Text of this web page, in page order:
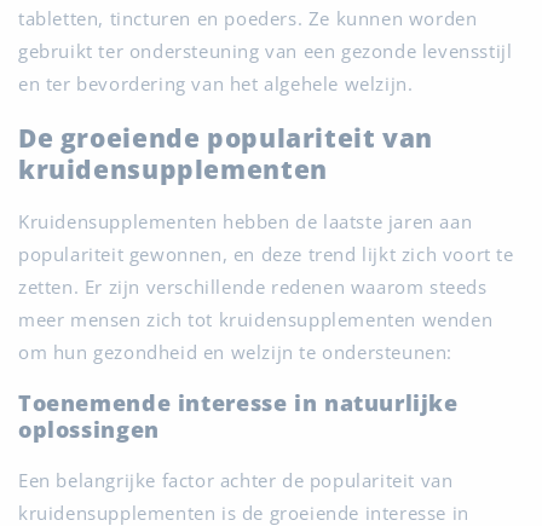
tabletten, tincturen en poeders. Ze kunnen worden
gebruikt ter ondersteuning van een gezonde levensstijl
en ter bevordering van het algehele welzijn.
De groeiende populariteit van
kruidensupplementen
Kruidensupplementen hebben de laatste jaren aan
populariteit gewonnen, en deze trend lijkt zich voort te
zetten. Er zijn verschillende redenen waarom steeds
meer mensen zich tot kruidensupplementen wenden
om hun gezondheid en welzijn te ondersteunen:
Toenemende interesse in natuurlijke
oplossingen
Een belangrijke factor achter de populariteit van
kruidensupplementen is de groeiende interesse in